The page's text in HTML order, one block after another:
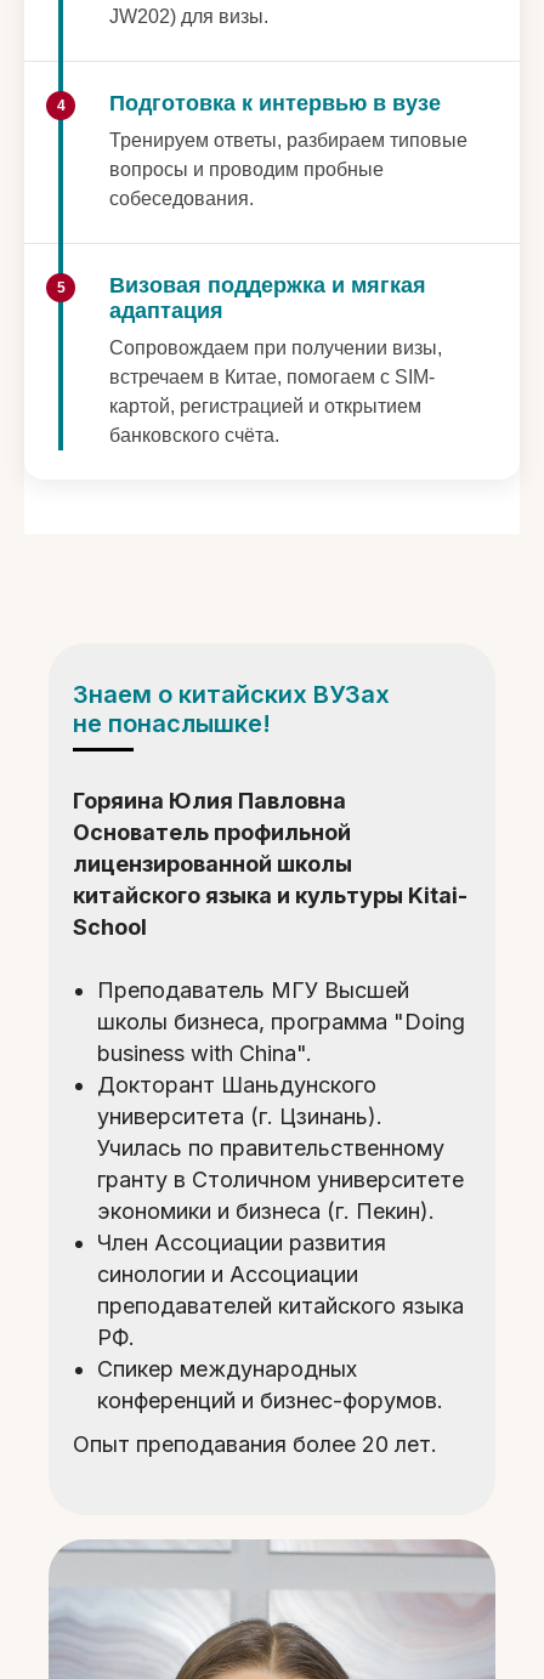
JW202) для визы.
4 Подготовка к интервью в вузе
Тренируем ответы, разбираем типовые
вопросы и проводим пробные
собеседования.
5
Визовая поддержка и мягкая
адаптация
Сопровождаем при получении визы,
встречаем в Китае, помогаем с SIM-
картой, регистрацией и открытием
банковского счёта.
Знаем о китайских ВУЗах
не понаслышке!
Горяина Юлия Павловна
Основатель профильной
лицензированной школы
китайского языка и культуры Kitai-
School
Преподаватель МГУ Высшей
школы бизнеса, программа "Doing
business with China".
Докторант Шаньдунского
университета (г. Цзинань).
Училась по правительственному
гранту в Столичном университете
экономики и бизнеса (г. Пекин).
Член Ассоциации развития
синологии и Ассоциации
преподавателей китайского языка
РФ.
Спикер международных
конференций и бизнес-форумов.
Опыт преподавания более 20 лет.